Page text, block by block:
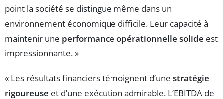
point la société se distingue même dans un
environnement économique difficile. Leur capacité à
maintenir une performance opérationnelle solide est
impressionnante. »
« Les résultats financiers témoignent d’une stratégie
rigoureuse et d’une exécution admirable. L’EBITDA de